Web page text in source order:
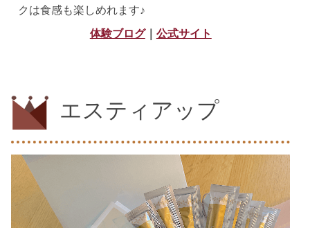
クは食感も楽しめれます♪
体験ブログ｜ 公式サイト
エスティアップ